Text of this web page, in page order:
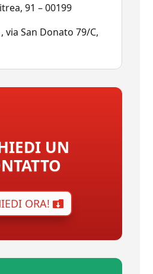
91 – 00199
, via San Donato 79/C,
UN
ORA!